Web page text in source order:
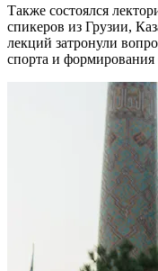
Также состоялся
спикеров из Грузии,
лекций затронули
спорта и формирования